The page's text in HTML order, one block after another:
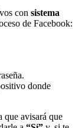
con sistema
de Facebook:
donde
que avisará que